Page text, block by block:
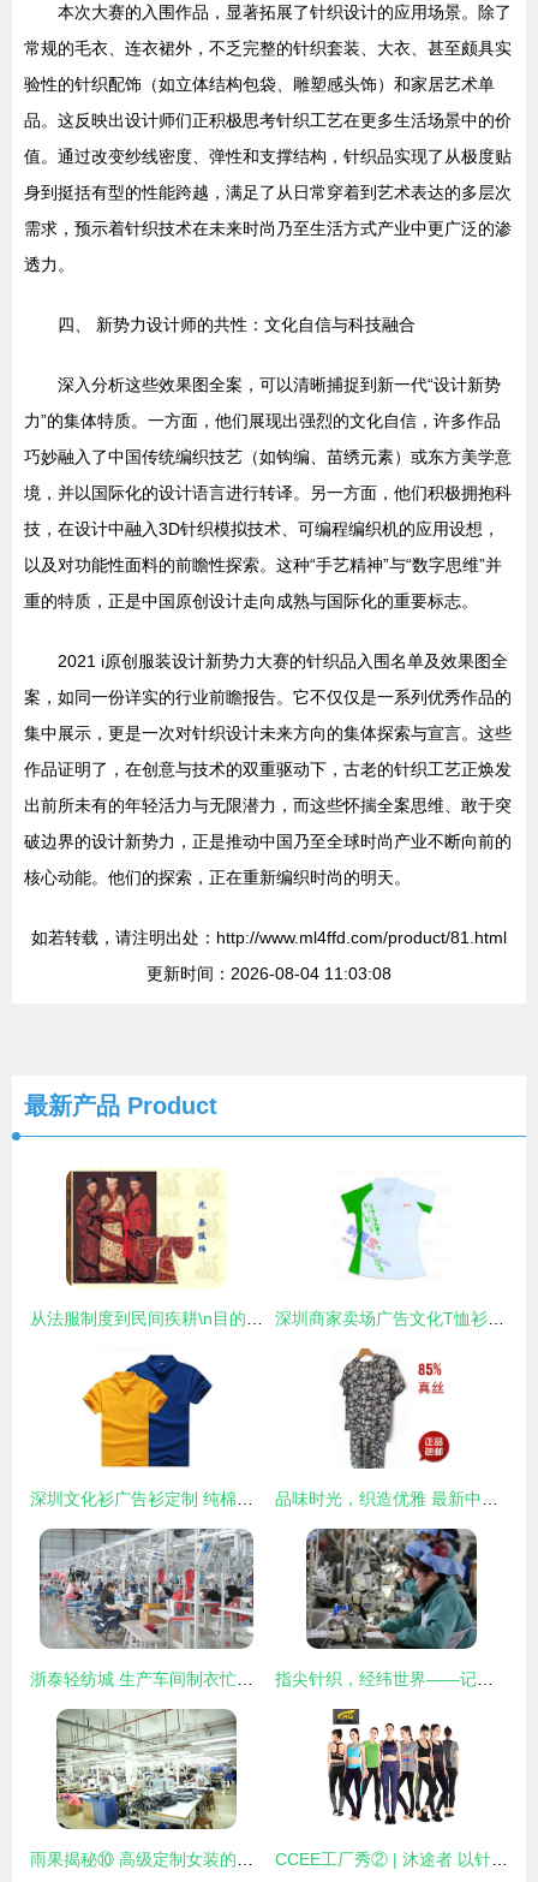
本次大赛的入围作品，显著拓展了针织设计的应用场景。除了
常规的毛衣、连衣裙外，不乏完整的针织套装、大衣、甚至颇具实
验性的针织配饰（如立体结构包袋、雕塑感头饰）和家居艺术单
品。这反映出设计师们正积极思考针织工艺在更多生活场景中的价
值。通过改变纱线密度、弹性和支撑结构，针织品实现了从极度贴
身到挺括有型的性能跨越，满足了从日常穿着到艺术表达的多层次
需求，预示着针织技术在未来时尚乃至生活方式产业中更广泛的渗
透力。
四、 新势力设计师的共性：文化自信与科技融合
深入分析这些效果图全案，可以清晰捕捉到新一代“设计新势
力”的集体特质。一方面，他们展现出强烈的文化自信，许多作品
巧妙融入了中国传统编织技艺（如钩编、苗绣元素）或东方美学意
境，并以国际化的设计语言进行转译。另一方面，他们积极拥抱科
技，在设计中融入3D针织模拟技术、可编程编织机的应用设想，
以及对功能性面料的前瞻性探索。这种“手艺精神”与“数字思维”并
重的特质，正是中国原创设计走向成熟与国际化的重要标志。
2021 i原创服装设计新势力大赛的针织品入围名单及效果图全
案，如同一份详实的行业前瞻报告。它不仅仅是一系列优秀作品的
集中展示，更是一次对针织设计未来方向的集体探索与宣言。这些
作品证明了，在创意与技术的双重驱动下，古老的针织工艺正焕发
出前所未有的年轻活力与无限潜力，而这些怀揣全案思维、敢于突
破边界的设计新势力，正是推动中国乃至全球时尚产业不断向前的
核心动能。他们的探索，正在重新编织时尚的明天。
如若转载，请注明出处：http://www.ml4ffd.com/product/81.html
更新时间：2026-08-04 11:03:08
最新产品 Product